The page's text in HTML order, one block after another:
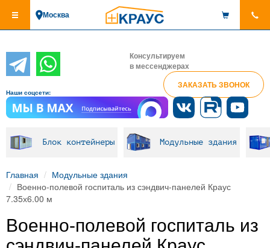
основному
Москва
Консультируем
в мессенджерах
ЗАКАЗАТЬ ЗВОНОК
Наши соцсети:
Блок контейнеры Модульные здания
Главная
Модульные здания
Военно-полевой госпиталь из сэндвич-панелей Краус
7.35х6.00 м
Военно-полевой госпиталь из